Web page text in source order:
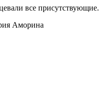
все присутствующие.
Аморина